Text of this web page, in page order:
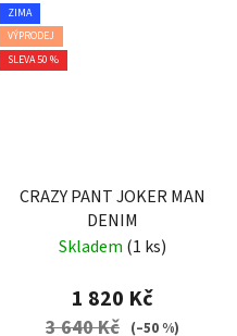
ZIMA
VÝPRODEJ
SLEVA 50 %
CRAZY PANT JOKER MAN
DENIM
Skladem (1 ks)
1 820 Kč
3 640 Kč (–50 %)